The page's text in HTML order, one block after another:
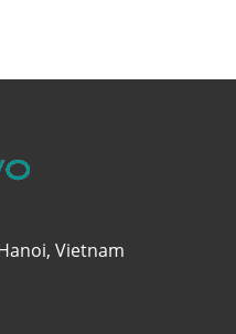
Vietnam